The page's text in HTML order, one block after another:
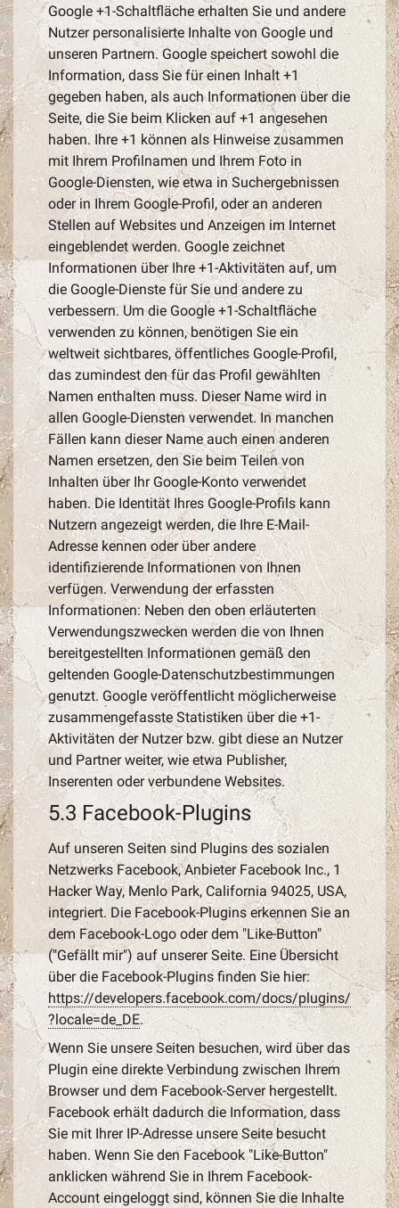
Google +1-Schaltfläche erhalten Sie und andere
Nutzer personalisierte Inhalte von Google und
unseren Partnern. Google speichert sowohl die
Information, dass Sie für einen Inhalt +1
gegeben haben, als auch Informationen über die
Seite, die Sie beim Klicken auf +1 angesehen
haben. Ihre +1 können als Hinweise zusammen
mit Ihrem Profilnamen und Ihrem Foto in
Google-Diensten, wie etwa in Suchergebnissen
oder in Ihrem Google-Profil, oder an anderen
Stellen auf Websites und Anzeigen im Internet
eingeblendet werden. Google zeichnet
Informationen über Ihre +1-Aktivitäten auf, um
die Google-Dienste für Sie und andere zu
verbessern. Um die Google +1-Schaltfläche
verwenden zu können, benötigen Sie ein
weltweit sichtbares, öffentliches Google-Profil,
das zumindest den für das Profil gewählten
Namen enthalten muss. Dieser Name wird in
allen Google-Diensten verwendet. In manchen
Fällen kann dieser Name auch einen anderen
Namen ersetzen, den Sie beim Teilen von
Inhalten über Ihr Google-Konto verwendet
haben. Die Identität Ihres Google-Profils kann
Nutzern angezeigt werden, die Ihre E-Mail-
Adresse kennen oder über andere
identifizierende Informationen von Ihnen
verfügen. Verwendung der erfassten
Informationen: Neben den oben erläuterten
Verwendungszwecken werden die von Ihnen
bereitgestellten Informationen gemäß den
geltenden Google-Datenschutzbestimmungen
genutzt. Google veröffentlicht möglicherweise
zusammengefasste Statistiken über die +1-
Aktivitäten der Nutzer bzw. gibt diese an Nutzer
und Partner weiter, wie etwa Publisher,
Inserenten oder verbundene Websites.
5.3 Facebook-Plugins
Auf unseren Seiten sind Plugins des sozialen
Netzwerks Facebook, Anbieter Facebook Inc., 1
Hacker Way, Menlo Park, California 94025, USA,
integriert. Die Facebook-Plugins erkennen Sie an
dem Facebook-Logo oder dem "Like-Button"
("Gefällt mir") auf unserer Seite. Eine Übersicht
über die Facebook-Plugins finden Sie hier:
https://developers.facebook.com/docs/plugins/
?locale=de_DE.
Wenn Sie unsere Seiten besuchen, wird über das
Plugin eine direkte Verbindung zwischen Ihrem
Browser und dem Facebook-Server hergestellt.
Facebook erhält dadurch die Information, dass
Sie mit Ihrer IP-Adresse unsere Seite besucht
haben. Wenn Sie den Facebook "Like-Button"
anklicken während Sie in Ihrem Facebook-
Account eingeloggt sind, können Sie die Inhalte